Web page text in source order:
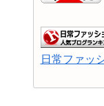
日常ファッ